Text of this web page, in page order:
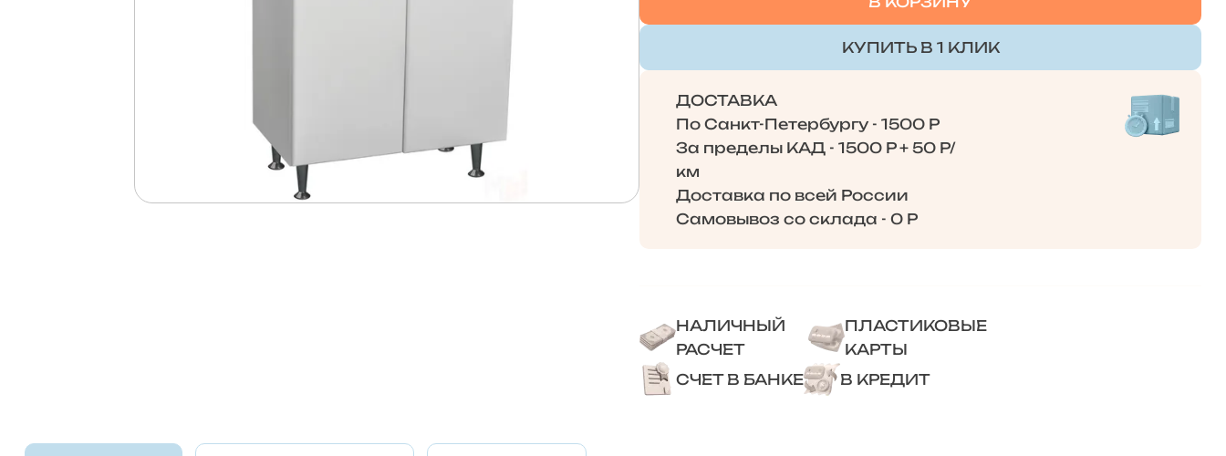
КУПИТЬ В 1 КЛИК
ДОСТАВКА
По Санкт-Петербургу - 1500 Р
За пределы КАД - 1500 Р + 50 Р/
км
Доставка по всей России
Самовывоз со склада - 0 Р
НАЛИЧНЫЙ
РАСЧЕТ
ПЛАСТИКОВЫЕ
КАРТЫ
СЧЕТ В БАНКЕ
В КРЕДИТ